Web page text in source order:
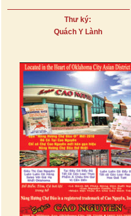
Thư ký:
Quách Y Lành